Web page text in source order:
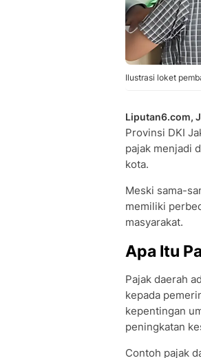
Ilustrasi loket
Liputan6.com,
Provinsi DKI
pajak menjadi
kota.
Meski sama-
memiliki
masyarakat.
Apa Itu
Pajak daerah
kepada
kepentingan
peningkatan
Contoh pajak